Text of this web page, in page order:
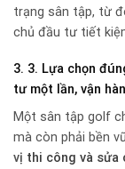
trạng sân tập, từ
chủ đầu tư tiết
3. 3. Lựa chọn
tư một lần, vận
Một sân tập golf
mà còn phải bền
vị thi công và sửa